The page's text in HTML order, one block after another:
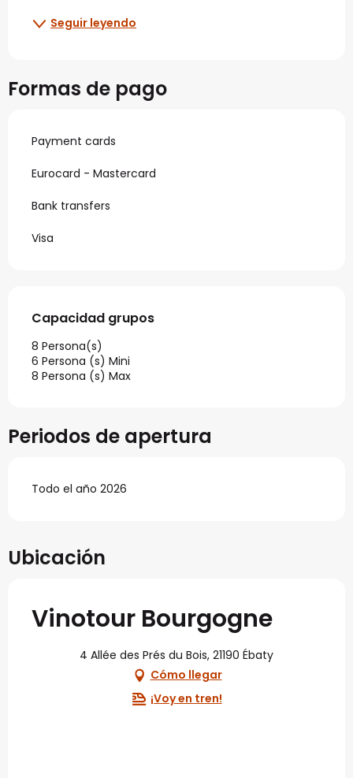
Seguir leyendo
Formas de pago
Payment cards
Eurocard - Mastercard
Bank transfers
Visa
Capacidad grupos
Capacidad grupos
8 Persona(s)
6 Persona (s) Mini
8 Persona (s) Max
Periodos de apertura
Todo el año 2026
Ubicación
Vinotour Bourgogne
4 Allée des Prés du Bois, 21190 Ébaty
Cómo llegar
¡Voy en tren!